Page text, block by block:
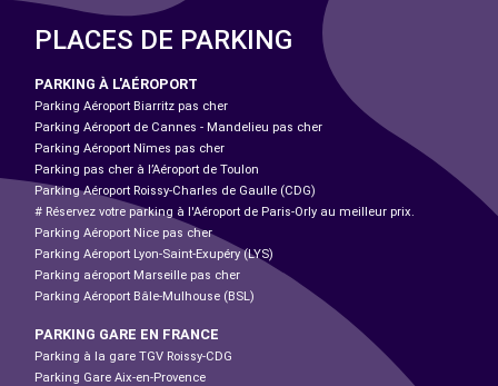
PLACES DE PARKING
PARKING À L'AÉROPORT
Parking Aéroport Biarritz pas cher
Parking Aéroport de Cannes - Mandelieu pas cher
Parking Aéroport Nîmes pas cher
Parking pas cher à l’Aéroport de Toulon
Parking Aéroport Roissy-Charles de Gaulle (CDG)
# Réservez votre parking à l'Aéroport de Paris-Orly au meilleur prix.
Parking Aéroport Nice pas cher
Parking Aéroport Lyon-Saint-Exupéry (LYS)
Parking aéroport Marseille pas cher
Parking Aéroport Bâle-Mulhouse (BSL)
PARKING GARE EN FRANCE
Parking à la gare TGV Roissy-CDG
Parking Gare Aix-en-Provence